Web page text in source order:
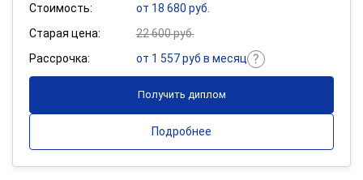
Стоимость:
от 18 680 руб.
Старая цена:
22 600 руб.
Рассрочка:
от 1 557 руб в месяц
Получить диплом
Подробнее